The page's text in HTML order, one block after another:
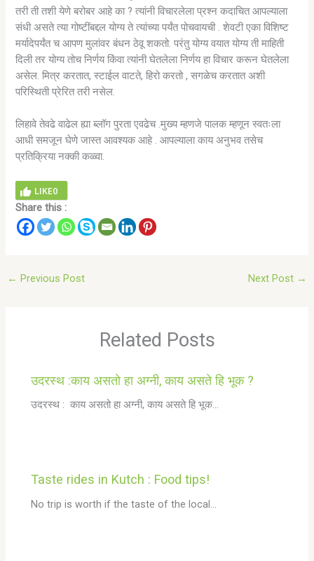
तरी ती तशी येणे बरोबर आहे का ? त्यांनी विचारलेला प्रश्न कदाचित आपल्याला
संधी असते त्या गोष्टींबद्दल योग्य ते त्यांच्या पर्यंत पोचवायची . शेवटी एका विशिष्ट
मर्यादेपर्यंत च आपण मुलांवर बंधन ठेवू शकतो. परंतु योग्य वयात योग्य ती माहिती
दिली तर योग्य तोच निर्णय किंवा त्यांनी घेतलेला निर्णय हा विचार करून घेतलेला
असेल. मित्र करतात, स्टाईल वाटते, हिरो करतो , सगळेच करतात अशी
परिस्थिती प्रेरित तरी नसेल.
लिहावे तेवढे वाढेल ह्या ब्लॉग पुरता एवढेच .मुख्य म्हणजे पालक म्हणून स्वतःला
आधी समजून घेणे जास्त आवश्यक आहे . आपल्याला काय अनुभव तसेच
प्रतिक्रिया नक्की कळ्वा.
LIKE0
Share this :
← Previous Post Next Post →
Related Posts
उदरस्थ :काय असतो हा अग्नी, काय असते हि भूक ?
उदरस्थ : काय असतो हा अग्नी, काय असते हि भूक…
Taste rides in Kutch : Food tips!
No trip is worth if the taste of the local…